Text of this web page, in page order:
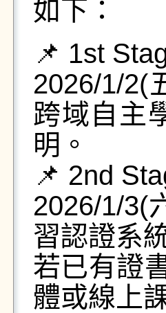
如下：
📌 1st
2026/1/2(
跨域自主
明。
📌 2nd
2026/1/3(
習認證系
若已有證
體或線上